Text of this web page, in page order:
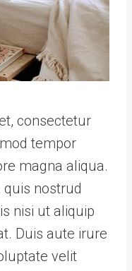
consectetur
tempor
magna aliqua.
nostrud
nisi ut aliquip
Duis aute irure
velit